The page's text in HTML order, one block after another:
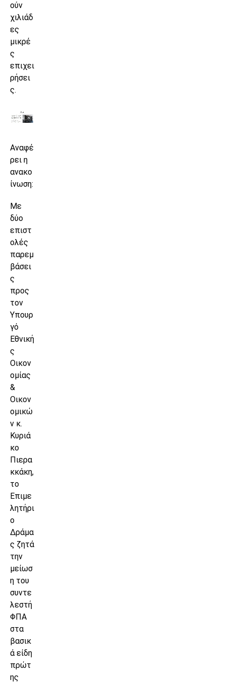
ούν
χιλιάδ
ες
μικρέ
ς
επιχει
ρήσει
ς.
Αναφέ
ρει η
ανακο
ίνωση:
Με
δύο
επιστ
ολές
παρεμ
βάσει
ς
προς
τον
Υπουρ
γό
Εθνική
ς
Οικον
ομίας
&
Οικον
ομικώ
ν κ.
Κυριά
κο
Πιερα
κκάκη,
το
Επιμε
λητήρι
ο
Δράμα
ς ζητά
την
μείωσ
η του
συντε
λεστή
ΦΠΑ
στα
βασικ
ά είδη
πρώτ
ης